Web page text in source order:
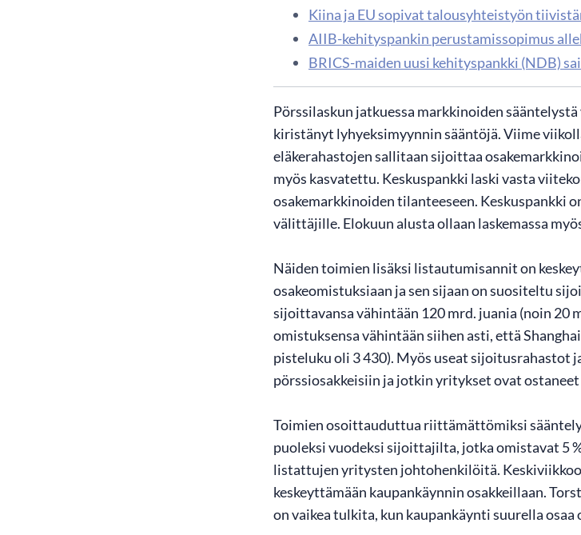
Kiina ja EU sopivat talousyhteistyön
AIIB-kehityspankin perustamissopimus
BRICS-maiden uusi kehityspankki (NDB)
​Pörssilaskun jatkuessa markkinoiden
kiristänyt lyhyeksimyynnin sääntöjä. Viime
eläkerahastojen sallitaan sijoittaa
myös kasvatettu. Keskuspankki laski vasta
osakemarkkinoiden tilanteeseen. Keskuspankki
välittäjille. Elokuun alusta ollaan laskemassa
Näiden toimien lisäksi listautumisannit on
osakeomistuksiaan ja sen sijaan on suositeltu
sijoittavansa vähintään 120 mrd. juania (noin 20
omistuksensa vähintään siihen asti, että
pisteluku oli 3 430). Myös useat
pörssiosakkeisiin ja jotkin yritykset ovat
Toimien osoittauduttua riittämättömiksi
puoleksi vuodeksi sijoittajilta, jotka omistavat 5
listattujen yritysten johtohenkilöitä.
keskeyttämään kaupankäynnin osakkeillaan.
on vaikea tulkita, kun kaupankäynti suurella osaa